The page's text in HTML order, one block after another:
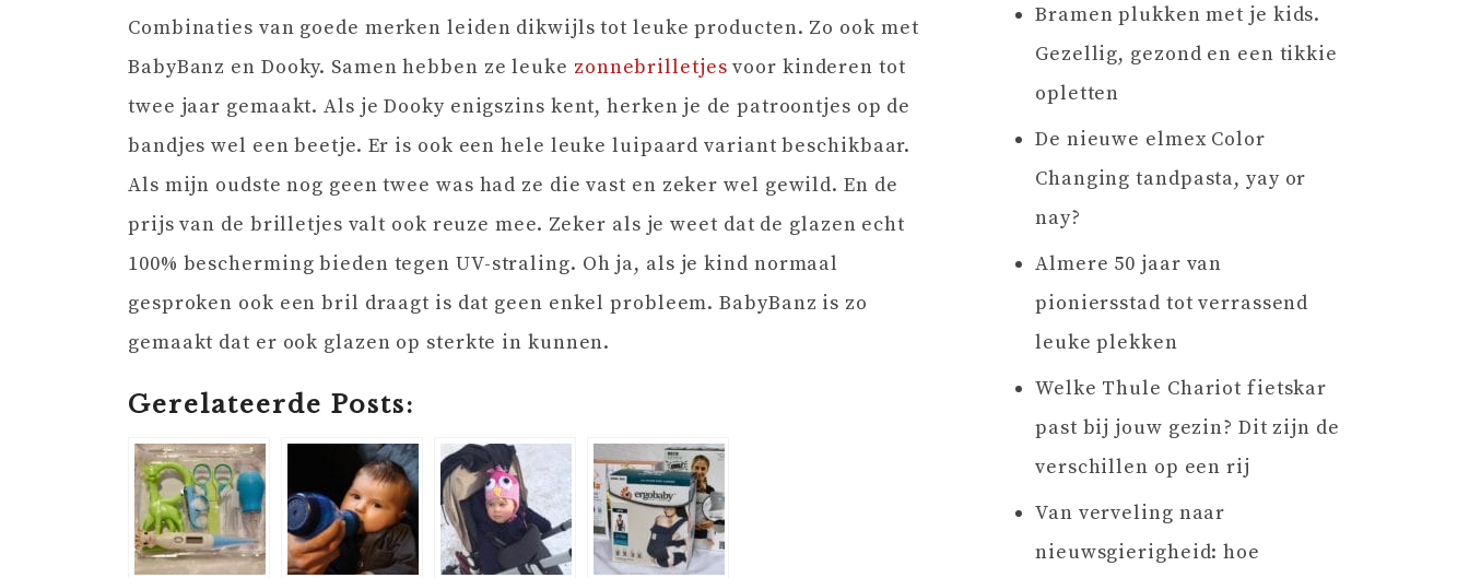
Combinaties van goede merken leiden dikwijls tot leuke producten. Zo ook met
BabyBanz en Dooky. Samen hebben ze leuke zonnebrilletjes voor kinderen tot
twee jaar gemaakt. Als je Dooky enigszins kent, herken je de patroontjes op de
bandjes wel een beetje. Er is ook een hele leuke luipaard variant beschikbaar.
Als mijn oudste nog geen twee was had ze die vast en zeker wel gewild. En de
prijs van de brilletjes valt ook reuze mee. Zeker als je weet dat de glazen echt
100% bescherming bieden tegen UV-straling. Oh ja, als je kind normaal
gesproken ook een bril draagt is dat geen enkel probleem. BabyBanz is zo
gemaakt dat er ook glazen op sterkte in kunnen.
Gerelateerde Posts:
Bramen plukken met je kids.
Gezellig, gezond en een tikkie
opletten
De nieuwe elmex Color
Changing tandpasta, yay or
nay?
Almere 50 jaar van
pioniersstad tot verrassend
leuke plekken
Welke Thule Chariot fietskar
past bij jouw gezin? Dit zijn de
verschillen op een rij
Van verveling naar
nieuwsgierigheid: hoe